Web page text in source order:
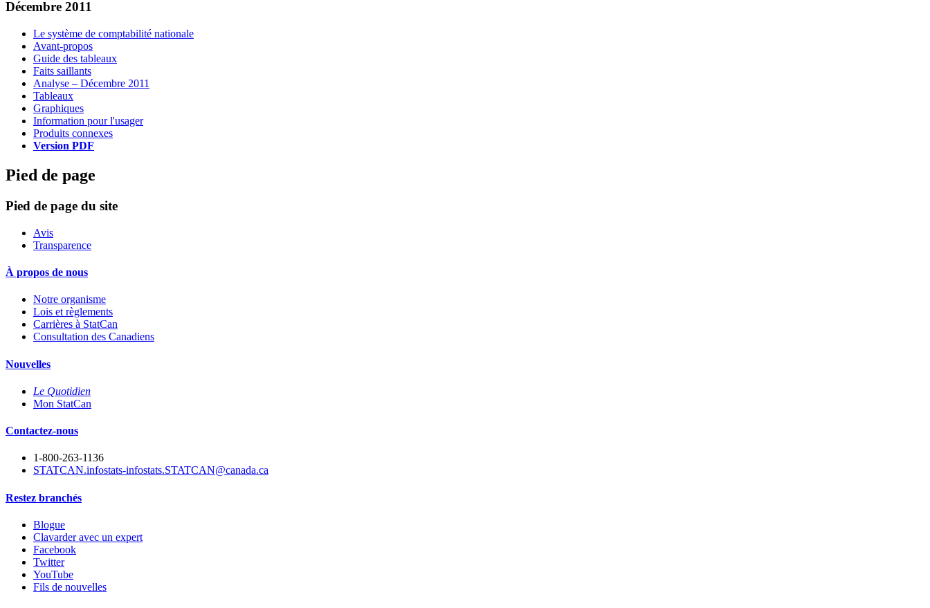
Décembre 2011
Le système de comptabilité nationale
Avant-propos
Guide des tableaux
Faits saillants
Analyse – Décembre 2011
Tableaux
Graphiques
Information pour l'usager
Produits connexes
Version PDF
Pied de page
Pied de page du site
Avis
Transparence
À propos de nous
Notre organisme
Lois et règlements
Carrières à StatCan
Consultation des Canadiens
Nouvelles
Le Quotidien
Mon StatCan
Contactez-nous
1-800-263-1136
STATCAN.infostats-infostats.STATCAN@canada.ca
Restez branchés
Blogue
Clavarder avec un expert
Facebook
Twitter
YouTube
Fils de nouvelles